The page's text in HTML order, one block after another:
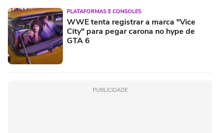
PLATAFORMAS E CONSOLES
WWE tenta registrar a marca "Vice
City" para pegar carona no hype de
GTA 6
PUBLICIDADE